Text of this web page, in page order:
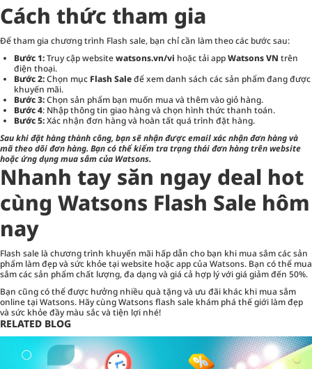
Cách thức tham gia
Để tham gia chương trình Flash sale, bạn chỉ cần làm theo các bước sau:
Bước 1:Truy cập websitewatsons.vn/vi hoặc tải appWatsons VN trên
điện thoại.
Bước 2:Chọn mục Flash Saleđể xem danh sách các sản phẩm đang được
khuyến mãi.
Bước 3:Chọn sản phẩm bạn muốn mua và thêm vào giỏ hàng.
Bước 4: Nhập thông tin giao hàng và chọn hình thức thanh toán.
Bước 5:Xác nhận đơn hàng và hoàn tất quá trình đặt hàng.
Sau khi đặt hàng thành công, bạn sẽ nhận được email xác nhận đơn hàng và
mã theo dõi đơn hàng. Bạn có thể kiểm tra trạng thái đơn hàng trên website
hoặc ứng dụng mua sắm của Watsons.
Nhanh tay săn ngay deal hot
cùng Watsons Flash Sale hôm
nay
Flash sale là chương trình khuyến mãi hấp dẫn cho bạn khi mua sắm các sản
phẩm làm đẹp và sức khỏe tại website hoặc app của Watsons. Bạn có thể mua
sắm các sản phẩm chất lượng, đa dạng và giá cả hợp lý với giá giảm đến 50%.
Bạn cũng có thể được hưởng nhiều quà tặng và ưu đãi khác khi mua sắm
online tại Watsons. Hãy cùng Watsons flash sale khám phá thế giới làm đẹp
và sức khỏe đầy màu sắc và tiện lợi nhé!
RELATED BLOG